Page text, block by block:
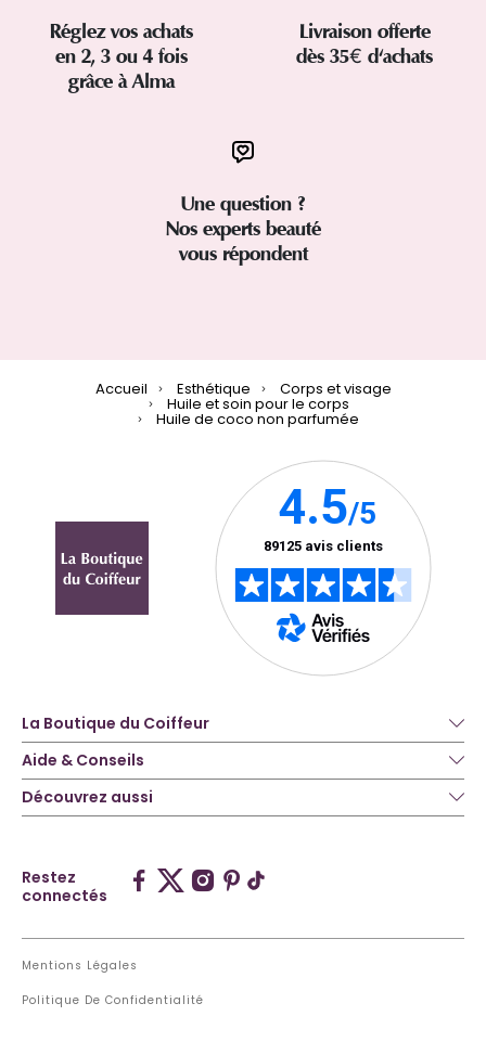
Réglez vos achats
en 2, 3 ou 4 fois
grâce à Alma
Livraison offerte
dès 35€ d'achats
Une question ?
Nos experts beauté
vous répondent
Accueil Esthétique Corps et visage
Huile et soin pour le corps
Huile de coco non parfumée
La Boutique du Coiffeur
Aide & Conseils
Découvrez aussi
Restez
connectés
Mentions Légales
Politique De Confidentialité